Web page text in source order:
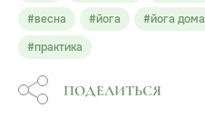
#весна
#йога #йога дома
#практика
ПОДЕЛИТЬСЯ